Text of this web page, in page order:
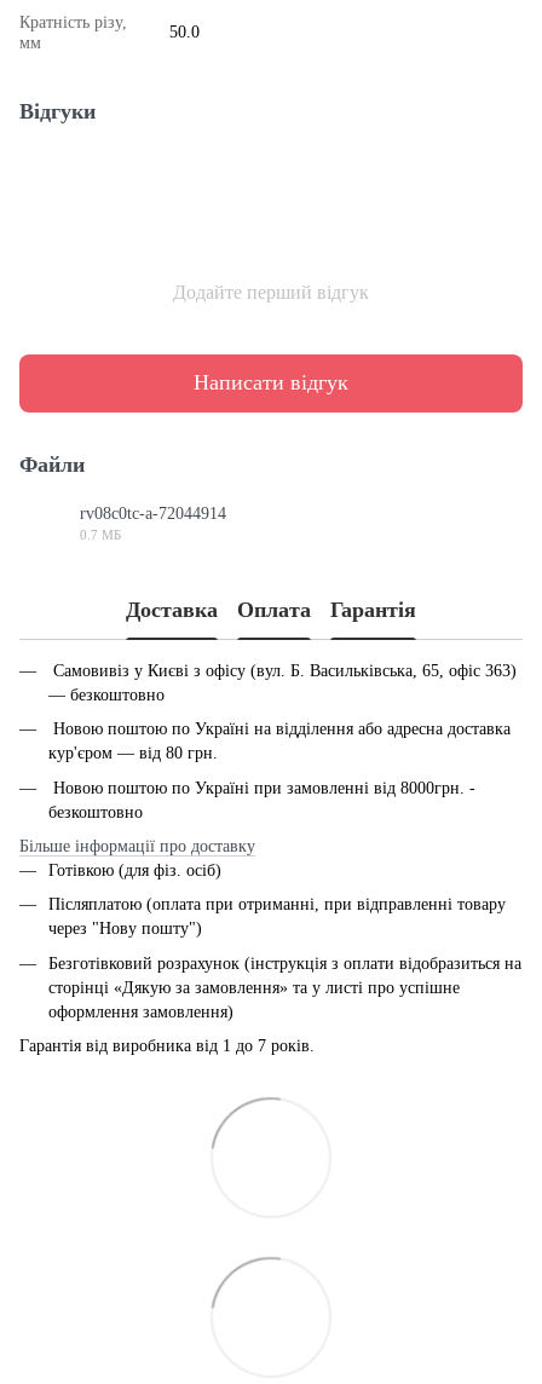
Кратність різу,
мм
50.0
Відгуки
Додайте перший відгук
Написати відгук
Файли
rv08c0tc-a-72044914
0.7 МБ
Доставка Оплата Гарантія
Самовивіз у Києві з офісу (вул. Б. Васильківська, 65, офіс 363)
— безкоштовно
Новою поштою по Україні на відділення або адресна доставка
кур'єром — від 80 грн.
Новою поштою по Україні при замовленні від 8000грн. -
безкоштовно
Більше інформації про доставку
Готівкою (для фіз. осіб)
Післяплатою (оплата при отриманні, при відправленні товару
через "Нову пошту")
Безготівковий розрахунок (інструкція з оплати відобразиться на
сторінці «Дякую за замовлення» та у листі про успішне
оформлення замовлення)
Гарантія від виробника від 1 до 7 років.